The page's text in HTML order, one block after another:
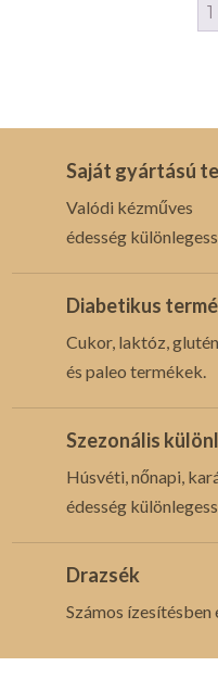
1
Saját gyártású
Valódi kézműves
édesség
Diabetikus
Cukor, laktóz,
és paleo termékek.
Szezonális
Húsvéti, nőnapi,
édesség
Drazsék
Számos